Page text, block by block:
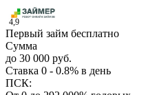
4,9
Первый займ бесплатно
Сумма
до 30 000 руб.
Ставка 0 - 0.8% в день
ПСК: